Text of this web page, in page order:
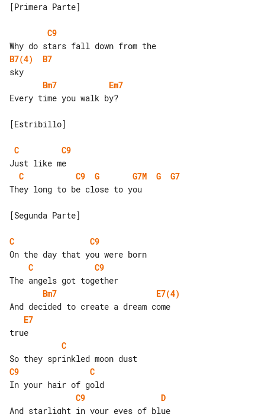
[Primera Parte]
C9
B7(4)
B7
Bm7
Em7
Every time you walk by?
[Estribillo]
C
C9
C
C9 G G7M G
G7
They long to be close to you
[Segunda Parte]
C
C9
C
C9
Bm7
E7(4)
E7
C
C9
C
C9
D
And starlight in your eyes of blue